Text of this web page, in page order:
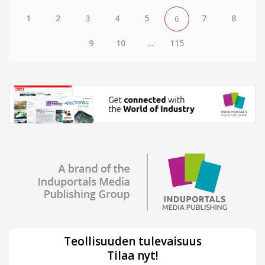
1 2 3 4 5 6 7 8
9 10 ... 115
Teollisuuden tulevaisuus
Tilaa nyt!